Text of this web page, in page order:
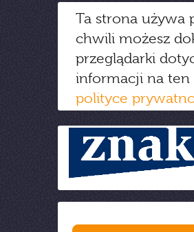
Ta strona używa
chwili możesz
przeglądarki
informacji na ten
polityce